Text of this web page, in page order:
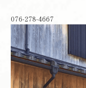
076-278-4667